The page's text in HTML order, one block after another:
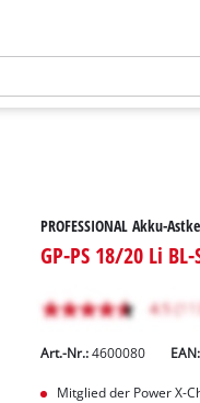
PROFESSIONAL Akku-
GP-PS 18/20 Li
Art.-Nr.: 4600080
Mitglied der Power X-